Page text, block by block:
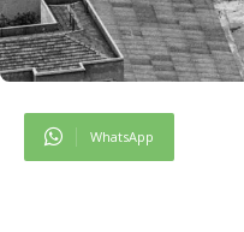
WhatsApp